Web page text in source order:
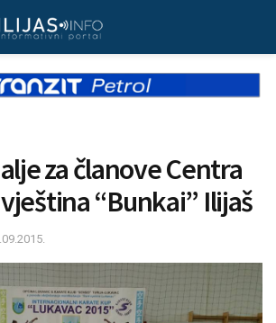
za članove Centra
“Bunkai” Ilijaš